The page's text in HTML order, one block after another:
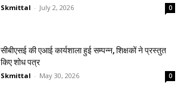
Skmittal - July 2, 2026 0
सीबीएसई की एआई कार्यशाला हुई सम्पन्न, शिक्षकों ने प्रस्तुत
किए शोध पत्र
Skmittal - May 30, 2026 0